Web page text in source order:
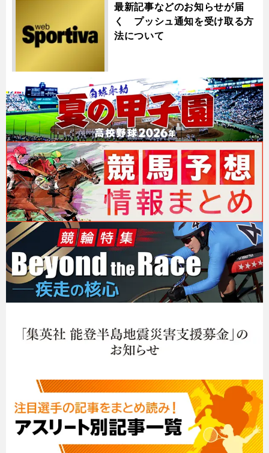
最新記事などのお知らせが届
く プッシュ通知を受け取る方
法について